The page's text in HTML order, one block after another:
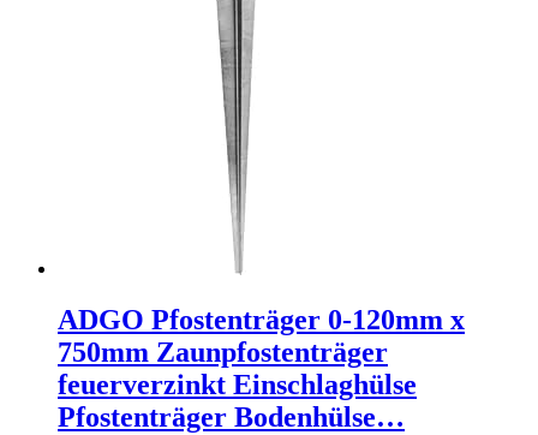
ADGO Pfostenträger 0-120mm x
750mm Zaunpfostenträger
feuerverzinkt Einschlaghülse
Pfostenträger Bodenhülse…